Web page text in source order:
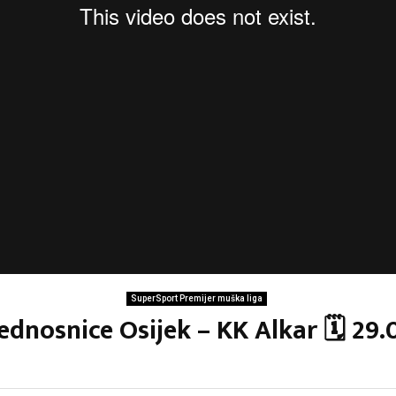
SuperSport Premijer muška liga
Osijek – KK Alkar 🗓